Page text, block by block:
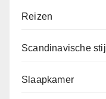
Reizen
Scandinavische stijl
Slaapkamer